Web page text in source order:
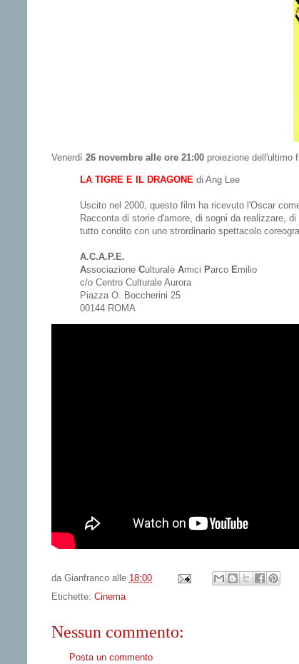
Venerdì 26 novembre alle ore 21:00 proiezione dell'ultimo
LA TIGRE E IL DRAGONE di Ang Lee
Uscito nel 2000, questo film ha ricevuto l'Oscar
Racconta di storie d'amore, di sogni da realizzare,
tutto condito con uno strordinario spettacolo
A.C.A.P.E.
Associazione Culturale Amici Parco Emilio
c/o Centro Culturale Aurora
Piazza O. Boccherini 25
00144 ROMA
da Gianfranco alle 18:00
Etichette: Cinema
Nessun commento:
Posta un commento